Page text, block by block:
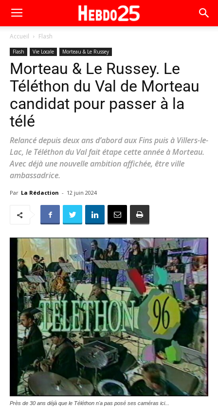
Accueil Flash
Flash Vie Locale Morteau & Le Russey
Morteau & Le Russey. Le
Téléthon du Val de Morteau
candidat pour passer à la
télé
Relancé depuis deux ans d’abord aux Fins puis à Villers-le-
Lac, le Téléthon du Val fait étape cette année à Morteau.
Avec déjà une nouvelle ambition affichée, être ville
ambassadrice.
Par La Rédaction - 12 juin 2024
Près de 30 ans déjà que le Téléthon n'a pas posé ses caméras ici...